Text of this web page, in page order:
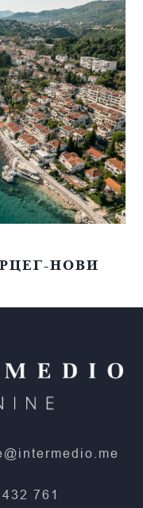
НОВИ
761